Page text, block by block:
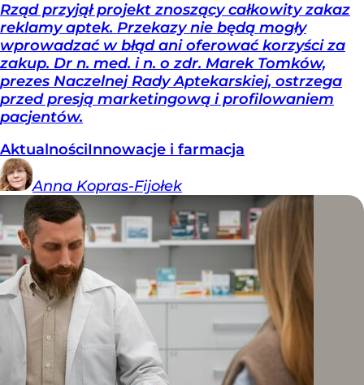
Rząd przyjął projekt znoszący całkowity zakaz
reklamy aptek. Przekazy nie będą mogły
wprowadzać w błąd ani oferować korzyści za
zakup. Dr n. med. i n. o zdr. Marek Tomków,
prezes Naczelnej Rady Aptekarskiej, ostrzega
przed presją marketingową i profilowaniem
pacjentów.
AktualnościInnowacje i farmacja
Anna Kopras-Fijołek